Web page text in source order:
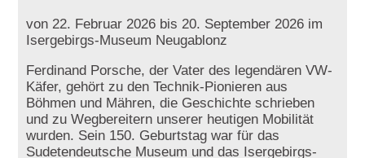
von 22. Februar 2026 bis 20. September 2026 im
Isergebirgs-Museum Neugablonz
Ferdinand Porsche, der Vater des legendären VW-
Käfer, gehört zu den Technik-Pionieren aus
Böhmen und Mähren, die Geschichte schrieben
und zu Wegbereitern unserer heutigen Mobilität
wurden. Sein 150. Geburtstag war für das
Sudetendeutsche Museum und das Isergebirgs-